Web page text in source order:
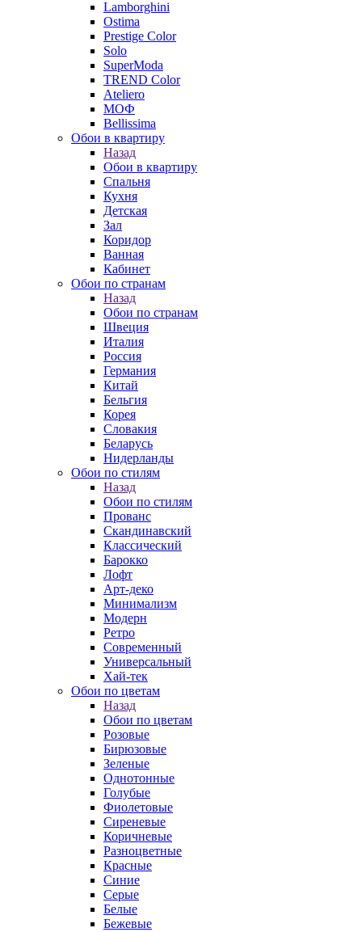
Lamborghini
Ostima
Prestige Color
Solo
SuperModa
TREND Color
Ateliero
МОФ
Bellissima
Обои в квартиру
Назад
Обои в квартиру
Спальня
Кухня
Детская
Зал
Коридор
Ванная
Кабинет
Обои по странам
Назад
Обои по странам
Швеция
Италия
Россия
Германия
Китай
Бельгия
Корея
Словакия
Беларусь
Нидерланды
Обои по стилям
Назад
Обои по стилям
Прованс
Скандинавский
Классический
Барокко
Лофт
Арт-деко
Минимализм
Модерн
Ретро
Современный
Универсальный
Хай-тек
Обои по цветам
Назад
Обои по цветам
Розовые
Бирюзовые
Зеленые
Однотонные
Голубые
Фиолетовые
Сиреневые
Коричневые
Разноцветные
Красные
Синие
Серые
Белые
Бежевые